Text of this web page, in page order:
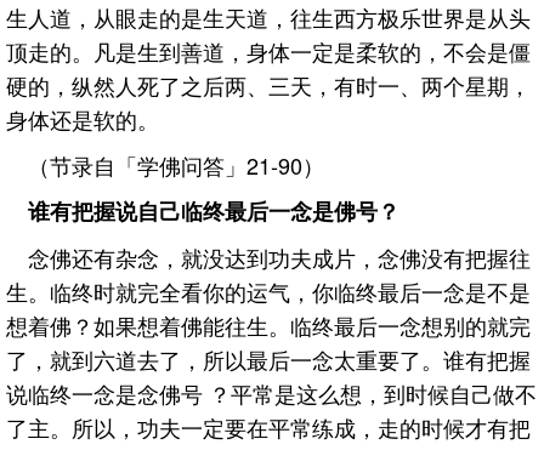
生人道，从眼走的是生天道，往生西方极乐世界是从头
顶走的。凡是生到善道，身体一定是柔软的，不会是僵
硬的，纵然人死了之后两、三天，有时一、两个星期，
身体还是软的。
（节录自「学佛问答」21-90）
谁有把握说自己临终最后一念是佛号？
念佛还有杂念，就没达到功夫成片，念佛没有把握往
生。临终时就完全看你的运气，你临终最后一念是不是
想着佛？如果想着佛能往生。临终最后一念想别的就完
了，就到六道去了，所以最后一念太重要了。谁有把握
说临终一念是念佛号 ？平常是这么想，到时候自己做不
了主。所以，功夫一定要在平常练成，走的时候才有把